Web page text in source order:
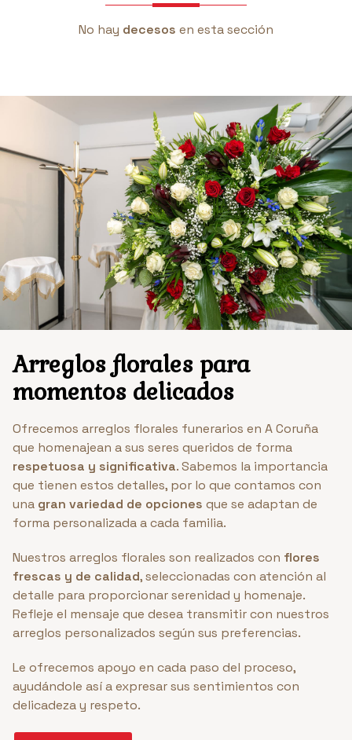
No hay decesos en esta sección
Arreglos florales para
momentos delicados
Ofrecemos arreglos florales funerarios en A Coruña
que homenajean a sus seres queridos de forma
respetuosa y significativa. Sabemos la importancia
que tienen estos detalles, por lo que contamos con
una gran variedad de opciones que se adaptan de
forma personalizada a cada familia.
Nuestros arreglos florales son realizados con flores
frescas y de calidad, seleccionadas con atención al
detalle para proporcionar serenidad y homenaje.
Refleje el mensaje que desea transmitir con nuestros
arreglos personalizados según sus preferencias.
Le ofrecemos apoyo en cada paso del proceso,
ayudándole así a expresar sus sentimientos con
delicadeza y respeto.